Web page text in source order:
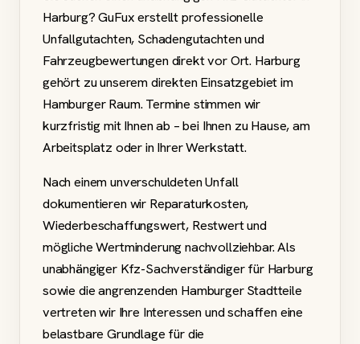
Harburg? GuFux erstellt professionelle
Unfallgutachten, Schadengutachten und
Fahrzeugbewertungen direkt vor Ort. Harburg
gehört zu unserem direkten Einsatzgebiet im
Hamburger Raum. Termine stimmen wir
kurzfristig mit Ihnen ab – bei Ihnen zu Hause, am
Arbeitsplatz oder in Ihrer Werkstatt.
Nach einem unverschuldeten Unfall
dokumentieren wir Reparaturkosten,
Wiederbeschaffungswert, Restwert und
mögliche Wertminderung nachvollziehbar. Als
unabhängiger Kfz-Sachverständiger für Harburg
sowie die angrenzenden Hamburger Stadtteile
vertreten wir Ihre Interessen und schaffen eine
belastbare Grundlage für die